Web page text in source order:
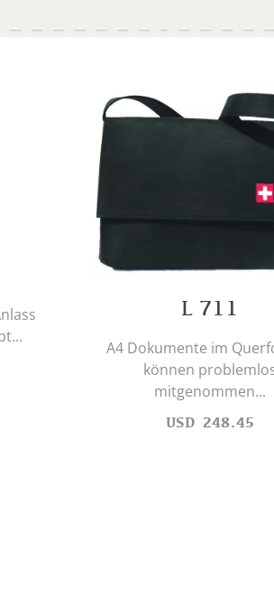
L 711
A4 Dokumente im
können
mitgenommen...
USD 248.45